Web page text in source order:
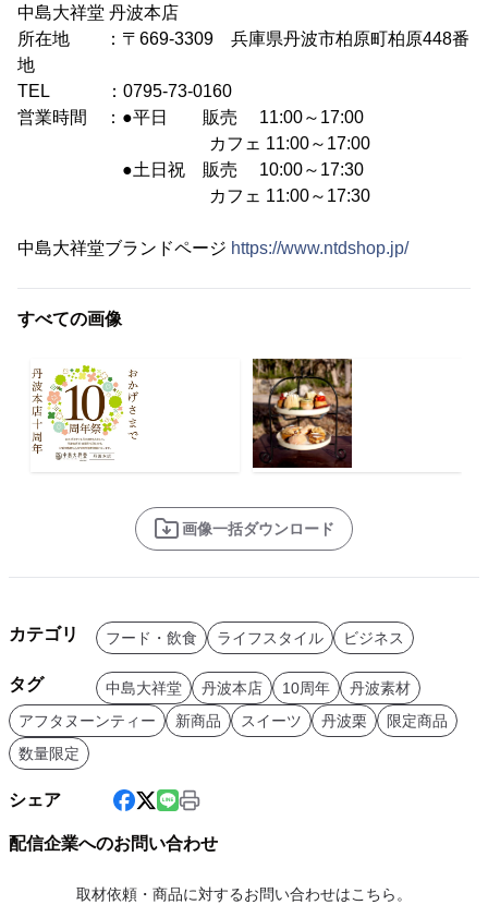
中島大祥堂 丹波本店
所在地 ：〒669-3309 兵庫県丹波市柏原町柏原448番
地
TEL ：0795-73-0160
営業時間 ：●平日 販売 11:00～17:00
カフェ 11:00～17:00
●土日祝 販売 10:00～17:30
カフェ 11:00～17:30
中島大祥堂ブランドページ https://www.ntdshop.jp/
すべての画像
画像一括ダウンロード
カテゴリ フード・飲食 ライフスタイル ビジネス
タグ 中島大祥堂 丹波本店 10周年
丹波素材
アフタヌーンティー
新商品 スイーツ 丹波栗
限定商品
数量限定
シェア
配信企業へのお問い合わせ
取材依頼・商品に対するお問い合わせはこちら。